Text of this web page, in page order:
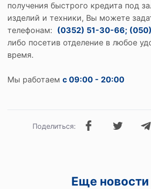
получения быстрого кредита под
изделий и техники, Вы можете
телефонам: (0352) 51-30-66;
либо посетив отделение в любое
время.
Мы работаем с 09:00 - 20:00
Поделиться:
Еще новости